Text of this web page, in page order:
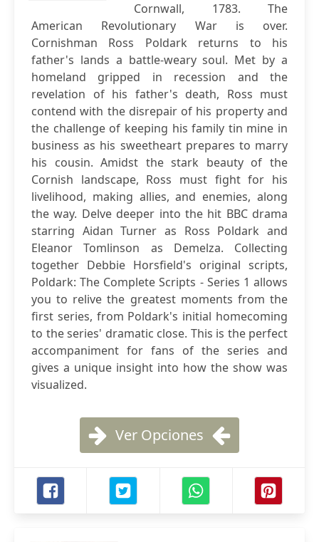
Cornwall, 1783. The
American Revolutionary War is over.
Cornishman Ross Poldark returns to his
father's lands a battle-weary soul. Met by a
homeland gripped in recession and the
revelation of his father's death, Ross must
contend with the disrepair of his property and
the challenge of keeping his family tin mine in
business as his sweetheart prepares to marry
his cousin. Amidst the stark beauty of the
Cornish landscape, Ross must fight for his
livelihood, making allies, and enemies, along
the way. Delve deeper into the hit BBC drama
starring Aidan Turner as Ross Poldark and
Eleanor Tomlinson as Demelza. Collecting
together Debbie Horsfield's original scripts,
Poldark: The Complete Scripts - Series 1 allows
you to relive the greatest moments from the
first series, from Poldark's initial homecoming
to the series' dramatic close. This is the perfect
accompaniment for fans of the series and
gives a unique insight into how the show was
visualized.
Ver Opciones